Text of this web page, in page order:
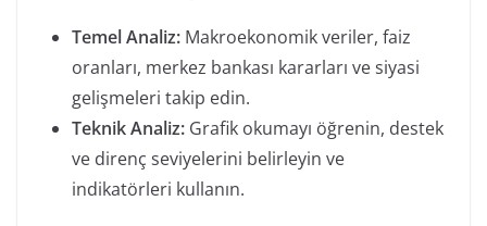
Temel Analiz: Makroekonomik veriler, faiz
oranları, merkez bankası kararları ve siyasi
gelişmeleri takip edin.
Teknik Analiz: Grafik okumayı öğrenin, destek
ve direnç seviyelerini belirleyin ve
indikatörleri kullanın.